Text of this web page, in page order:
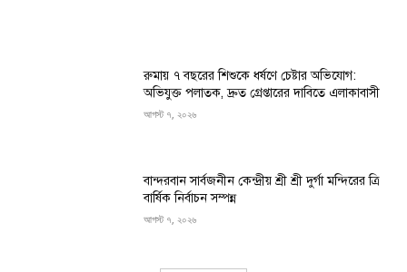
রুমায় ৭ বছরের শিশুকে ধর্ষণে চেষ্টার অভিযোগ:
অভিযুক্ত পলাতক, দ্রুত গ্রেপ্তারের দাবিতে এলাকাবাসী
আগস্ট ৭, ২০২৬
বান্দরবান সার্বজনীন কেন্দ্রীয় শ্রী শ্রী দুর্গা মন্দিরের ত্রি
বার্ষিক নির্বাচন সম্পন্ন
আগস্ট ৭, ২০২৬